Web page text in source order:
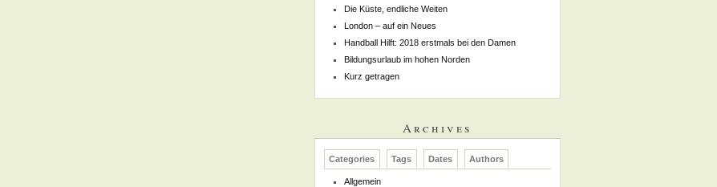
Die Küste, endliche Weiten
London – auf ein Neues
Handball Hilft: 2018 erstmals bei den Damen
Bildungsurlaub im hohen Norden
Kurz getragen
Archives
Categories Tags Dates Authors
Allgemein